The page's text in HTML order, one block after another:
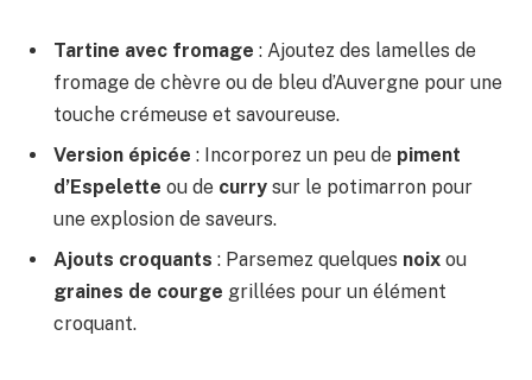
Tartine avec fromage : Ajoutez des lamelles de
fromage de chèvre ou de bleu d’Auvergne pour une
touche crémeuse et savoureuse.
Version épicée : Incorporez un peu de piment
d’Espelette ou de curry sur le potimarron pour
une explosion de saveurs.
Ajouts croquants : Parsemez quelques noix ou
graines de courge grillées pour un élément
croquant.